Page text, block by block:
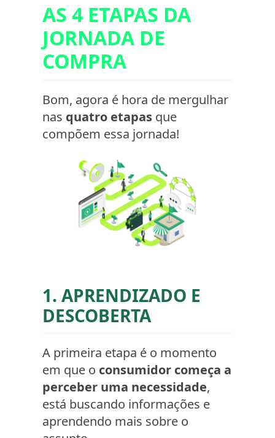
AS 4 ETAPAS DA
JORNADA DE
COMPRA
Bom, agora é hora de mergulhar
nas quatro etapas que
compõem essa jornada!
1. APRENDIZADO E
DESCOBERTA
A primeira etapa é o momento
em que o consumidor começa a
perceber uma necessidade,
está buscando informações e
aprendendo mais sobre o